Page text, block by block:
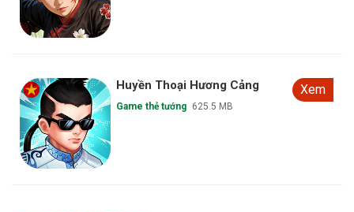
Huyền Thoại Hương Cảng
Game thẻ tướng 625.5 MB
Xem